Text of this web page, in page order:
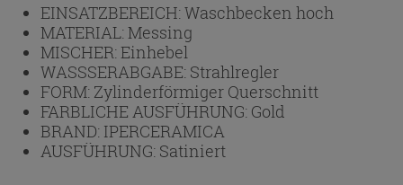
EINSATZBEREICH:Waschbecken hoch
MATERIAL:Messing
MISCHER:Einhebel
WASSSERABGABE: Strahlregler
FORM: Zylinderförmiger Querschnitt
FARBLICHE AUSFÜHRUNG: Gold
BRAND: IPERCERAMICA
AUSFÜHRUNG: Satiniert